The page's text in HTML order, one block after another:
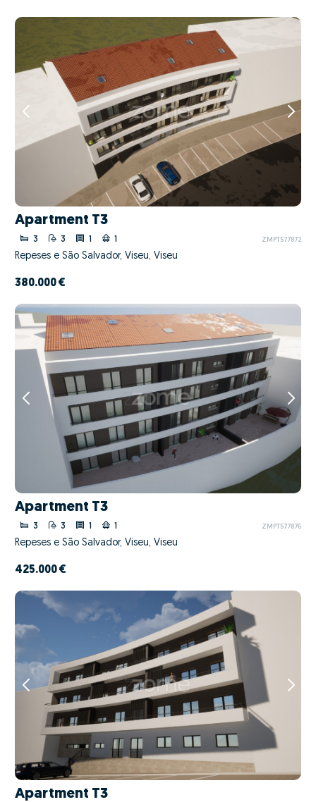
Apartment T3
3 3 1 1 ZMPT577872
Repeses e São Salvador, Viseu, Viseu
380.000 €
Apartment T3
3 3 1 1 ZMPT577876
Repeses e São Salvador, Viseu, Viseu
425.000 €
Apartment T3